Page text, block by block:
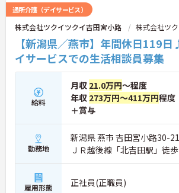
らのびのびと働ける風通しの良い職場です。階
研修や資格取得支援制度が整っているため有資
の方がこれまでのご経験を活かしながら将来の
職やスペシャリストへと着実にキャリアアップ
指せるやりがいのある環境です。
★おすすめPOINT★
【ワークライフバランスの充実】
・夜勤なしの日勤のみで年間休日119日を確保
フレッシュ休暇やこども休暇など特別休暇が
・産休育休や産後パパ育休制度など子育て支援
【安心の高待遇と福利厚生】
・処遇改善手当を毎月および半期末手当として
還元 ・配偶者1万円や満18歳未満の子5千円の
い扶養手当を支給
・結婚・出生・入学のお祝い金やヘルスチェッ
助など独自の福利厚生制度を用意
通所介護（デイサービス）
株式会社ツクイツクイ吉田宮小路 株式会社ツク
【新潟県／燕市】年間休日119
イサービスでの生活相談員募集
給料
月収 21.0万円～程度
年収 273万円～411万円程
＋賞与
勤務地
新潟県 燕市 吉田宮小路30-21
ＪＲ越後線「北吉田駅」徒
雇用形態 正社員(正職員)